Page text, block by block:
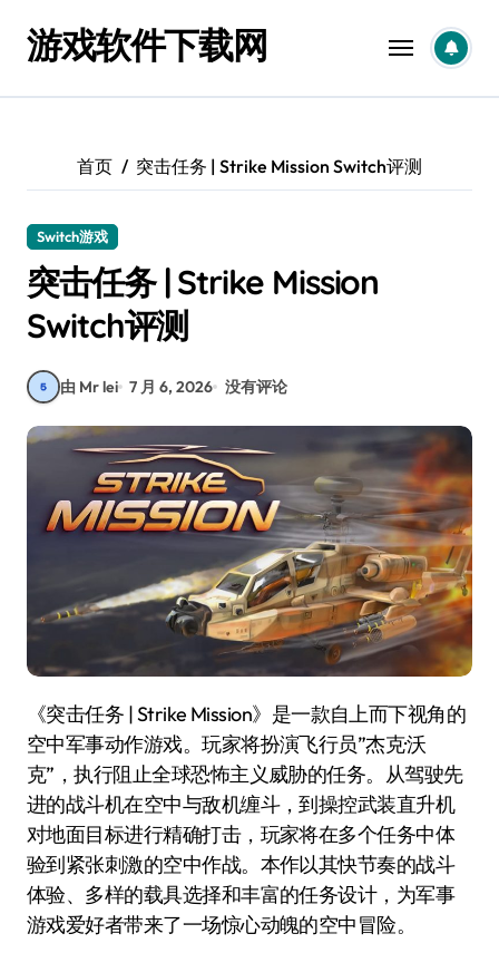
游戏软件下载网
首页 突击任务 | Strike Mission Switch评测
Switch游戏
突击任务 | Strike Mission
Switch评测
由 Mr lei 7 月 6, 2026 没有评论
《突击任务 | Strike Mission》是一款自上而下视角的
空中军事动作游戏。玩家将扮演飞行员”杰克·沃
克”，执行阻止全球恐怖主义威胁的任务。从驾驶先
进的战斗机在空中与敌机缠斗，到操控武装直升机
对地面目标进行精确打击，玩家将在多个任务中体
验到紧张刺激的空中作战。本作以其快节奏的战斗
体验、多样的载具选择和丰富的任务设计，为军事
游戏爱好者带来了一场惊心动魄的空中冒险。